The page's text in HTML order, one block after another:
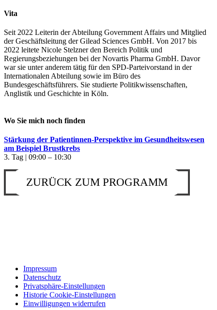
Vita
Seit 2022 Leiterin der Abteilung Government Affairs und Mitglied
der Geschäftsleitung der Gilead Sciences GmbH. Von 2017 bis
2022 leitete Nicole Stelzner den Bereich Politik und
Regierungsbeziehungen bei der Novartis Pharma GmbH. Davor
war sie unter anderem tätig für den SPD-Parteivorstand in der
Internationalen Abteilung sowie im Büro des
Bundesgeschäftsführers. Sie studierte Politikwissenschaften,
Anglistik und Geschichte in Köln.
Wo Sie mich noch finden
Stärkung der Patientinnen-Perspektive im Gesundheitswesen
am Beispiel Brustkrebs
3. Tag | 09:00 – 10:30
ZURÜCK ZUM PROGRAMM
Impressum
Datenschutz
Privatsphäre-Einstellungen
Historie Cookie-Einstellungen
Einwilligungen widerrufen